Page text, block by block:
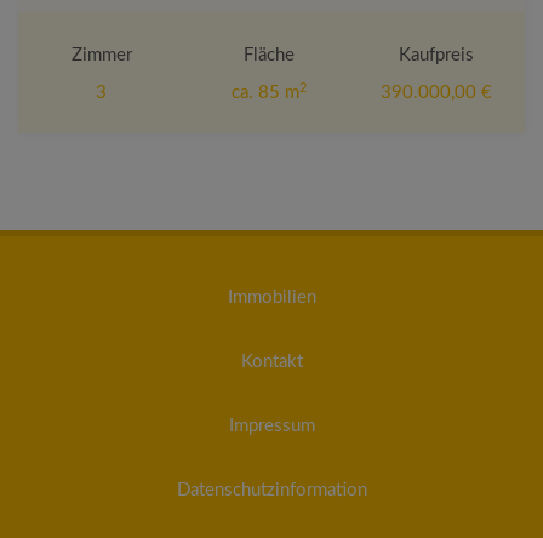
Zimmer
3
Fläche
ca. 85 m2
Kaufpreis
390.000,00 €
Immobilien
Kontakt
Impressum
Datenschutzinformation